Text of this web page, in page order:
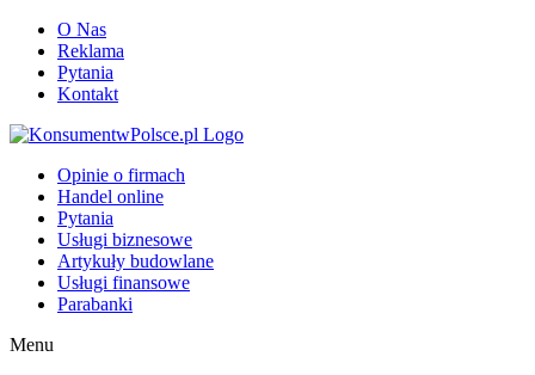
O Nas
Reklama
Pytania
Kontakt
Opinie o firmach
Handel online
Pytania
Usługi biznesowe
Artykuły budowlane
Usługi finansowe
Parabanki
Menu